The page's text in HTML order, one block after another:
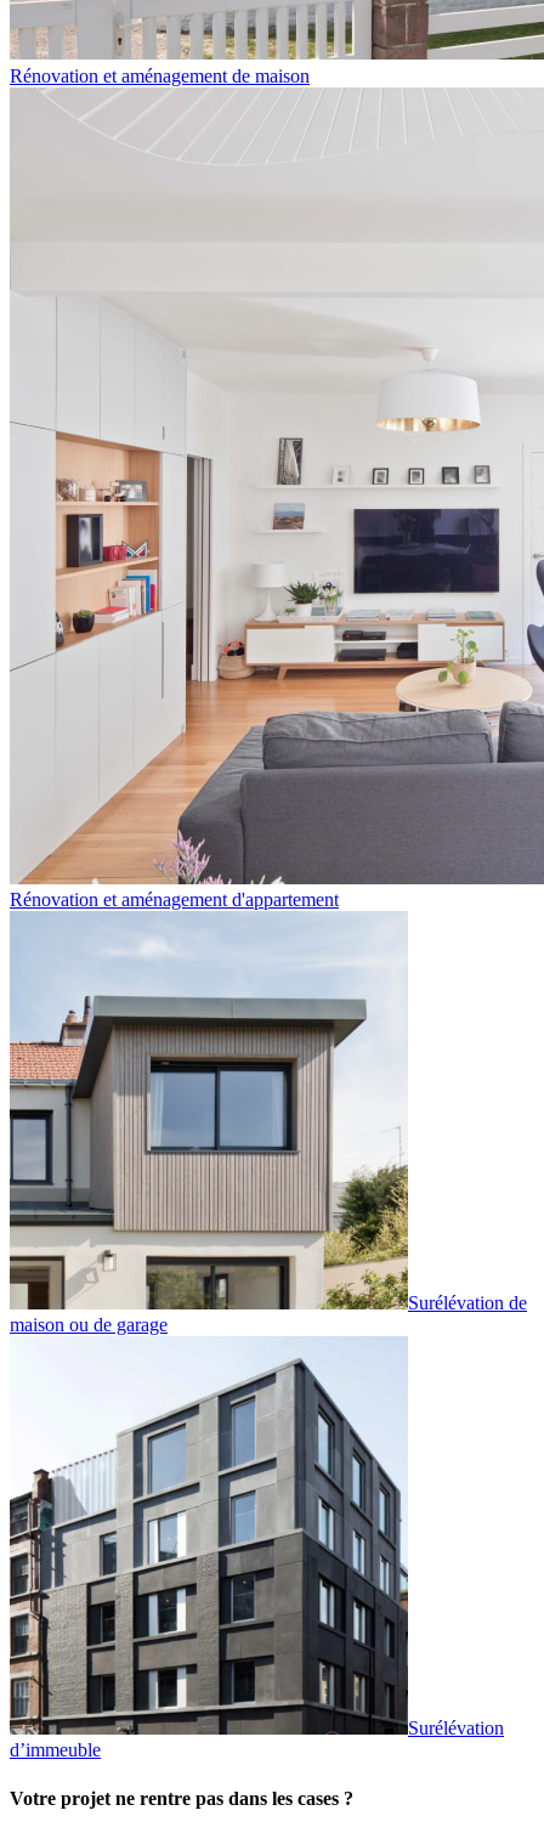
Rénovation et aménagement de maison
Rénovation et aménagement d'appartement
Surélévation de
maison ou de garage
Surélévation
d’immeuble
Votre projet ne rentre pas dans les cases ?